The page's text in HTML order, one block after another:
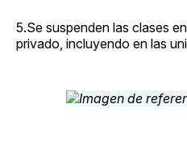
5.Se suspenden las clases
privado, incluyendo en las